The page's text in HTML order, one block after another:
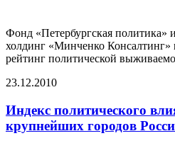
Фонд «Петербургская
холдинг «Минченко Консалтинг»
рейтинг политической
23.12.2010
Индекс политического
крупнейших городов